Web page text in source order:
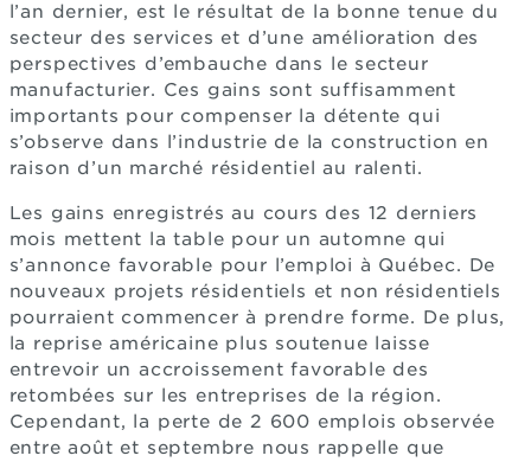
l’an dernier, est le résultat de la bonne tenue du
secteur des services et d’une amélioration des
perspectives d’embauche dans le secteur
manufacturier. Ces gains sont suffisamment
importants pour compenser la détente qui
s’observe dans l’industrie de la construction en
raison d’un marché résidentiel au ralenti.
Les gains enregistrés au cours des 12 derniers
mois mettent la table pour un automne qui
s’annonce favorable pour l’emploi à Québec. De
nouveaux projets résidentiels et non résidentiels
pourraient commencer à prendre forme. De plus,
la reprise américaine plus soutenue laisse
entrevoir un accroissement favorable des
retombées sur les entreprises de la région.
Cependant, la perte de 2 600 emplois observée
entre août et septembre nous rappelle que